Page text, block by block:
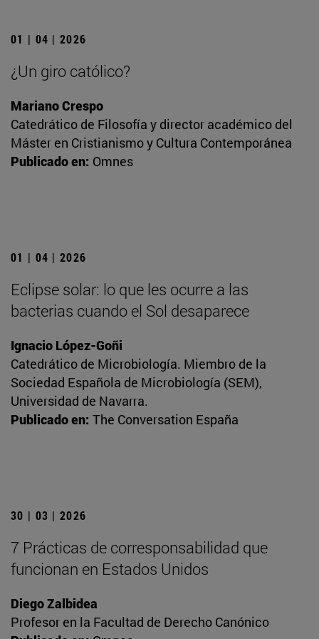
01 | 04 | 2026
¿Un giro católico?
Mariano Crespo
Catedrático de Filosofía y director académico del
Máster en Cristianismo y Cultura Contemporánea
Publicado en: Omnes
01 | 04 | 2026
Eclipse solar: lo que les ocurre a las
bacterias cuando el Sol desaparece
Ignacio López-Goñi
Catedrático de Microbiología. Miembro de la
Sociedad Española de Microbiología (SEM),
Universidad de Navarra.
Publicado en: The Conversation España
30 | 03 | 2026
7 Prácticas de corresponsabilidad que
funcionan en Estados Unidos
Diego Zalbidea
Profesor en la Facultad de Derecho Canónico